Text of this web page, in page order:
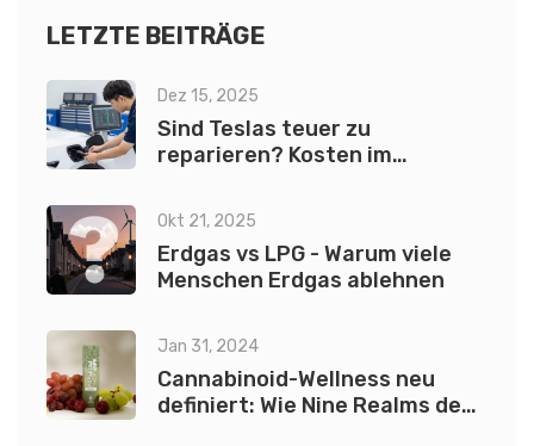
LETZTE BEITRÄGE
Dez 15, 2025
Sind Teslas teuer zu
reparieren? Kosten im
Elektroautos und
Benzinfahrzeugen
Okt 21, 2025
Erdgas vs LPG - Warum viele
Menschen Erdgas ablehnen
Jan 31, 2024
Cannabinoid-Wellness neu
definiert: Wie Nine Realms den